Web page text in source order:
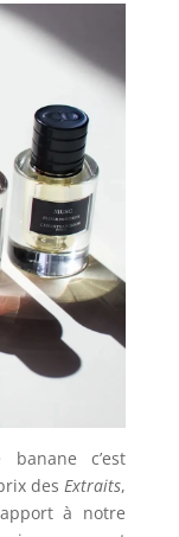
c’est
desExtraits,
à notre